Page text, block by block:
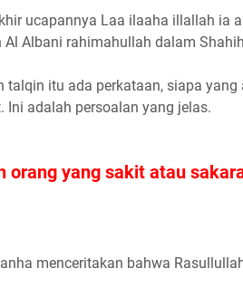
ucapannya Laa ilaaha illallah ia
Albani rahimahullah dalam
itu ada perkataan, siapa yang
adalah persoalan yang jelas.
orang yang sakit atau
menceritakan bahwa